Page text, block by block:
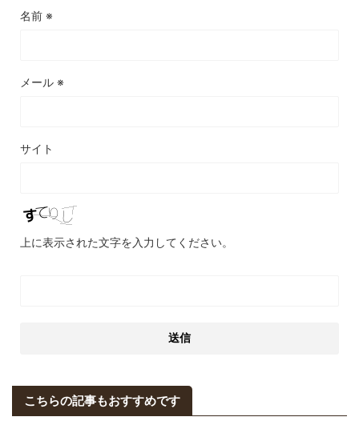
名前 ※
メール ※
サイト
上に表示された文字を入力してください。
こちらの記事もおすすめです